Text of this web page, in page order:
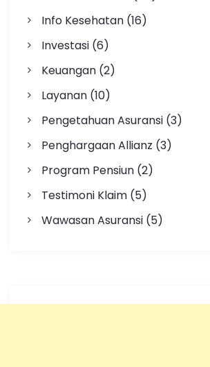
Info Kesehatan(16)
Investasi(6)
Keuangan(2)
Layanan(10)
Pengetahuan Asuransi(3)
Penghargaan Allianz (3)
Program Pensiun(2)
Testimoni Klaim(5)
Wawasan Asuransi(5)